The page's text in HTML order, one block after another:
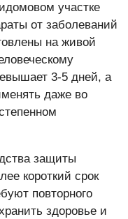
участке
от заболеваний
на живой
3-5 дней, а
даже во
защиты
короткий срок
повторного
здоровье и